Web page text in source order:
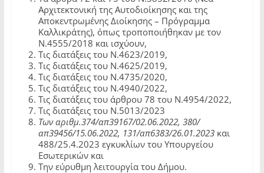
Αρχιτεκτονική της Αυτοδιοίκησης και της
Αποκεντρωμένης Διοίκησης – Πρόγραμμα
Καλλικράτης), όπως τροποποιήθηκαν με τον
Ν.4555/2018 και ισχύουν,
Τις διατάξεις του Ν.4623/2019,
Τις διατάξεις του Ν.4625/2019,
Τις διατάξεις του Ν.4735/2020,
Τις διατάξεις του Ν.4940/2022,
Τις διατάξεις του άρθρου 78 του Ν.4954/2022,
Τις διατάξεις του Ν.5013/2023
Των αριθμ.374/απ39167/02.06.2022, 380/
απ39456/15.06.2022, 131/απ6383/26.01.2023και
488/25.4.2023 εγκυκλίων του Υπουργείου
Εσωτερικών και
Την εύρυθμη λειτουργία του Δήμου.